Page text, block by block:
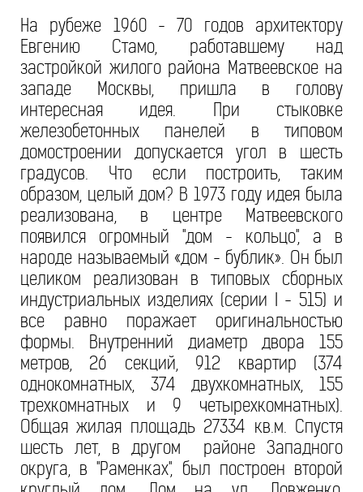
На рубеже 1960 - 70 годов архитектору
Евгению Стамо, работавшему над
застройкой жилого района Матвеевское на
западе Москвы, пришла в голову
интересная идея. При стыковке
железобетонных панелей в типовом
домостроении допускается угол в шесть
градусов. Что если построить, таким
образом, целый дом? В 1973 году идея была
реализована, в центре Матвеевского
появился огромный "дом - кольцо", а в
народе называемый «дом - бублик». Он был
целиком реализован в типовых сборных
индустриальных изделиях (серии I - 515) и
все равно поражает оригинальностью
формы. Внутренний диаметр двора 155
метров, 26 секций, 912 квартир (374
однокомнатных, 374 двухкомнатных, 155
трехкомнатных и 9 четырехкомнатных).
Общая жилая площадь 27334 кв.м. Спустя
шесть лет, в другом районе Западного
округа, в "Раменках", был построен второй